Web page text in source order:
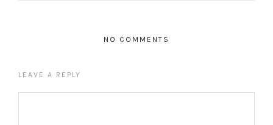
NO COMMENTS
LEAVE A REPLY